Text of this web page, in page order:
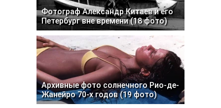
Фотограф Александр Китаев и его
Петербург вне времени (18 фото)
Архивные фото солнечного Рио-де-
Жанейро 70-х годов (19 фото)